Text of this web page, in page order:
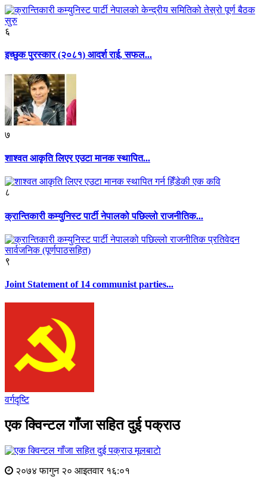
६
इच्छुक पुरस्कार (२०८१) आदर्श राई, सफल...
७
शाश्वत आकृति लिएर एउटा मानक स्थापित...
८
क्रान्तिकारी कम्युनिस्ट पार्टी नेपालको पछिल्लो राजनीतिक...
९
Joint Statement of 14 communist parties...
वर्गदृष्टि
एक क्विन्टल गाँजा सहित दुई पक्राउ
मूलबाटाे
२०७४ फागुन २० आइतवार १६:०१